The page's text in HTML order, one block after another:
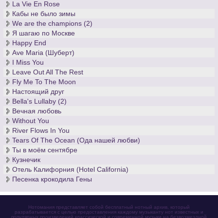
Как же на самом деле звучат его произведения, на создание
которых ушла вся его жизнь, судить только Вам. Вы можете
скачать бесплатно нотыименно у нас и насладиться
классической музыкой по – настоящему прекрасной и
вечной.
La Vie En Rose
Кабы не было зимы
We are the champions (2)
Я шагаю по Москве
Happy End
Ave Maria (Шуберт)
I Miss You
Leave Out All The Rest
Fly Me To The Moon
Настоящий друг
Bella's Lullaby (2)
Вечная любовь
Without You
River Flows In You
Tears Of The Ocean (Ода нашей любви)
Ты в моём сентябре
Кузнечик
Отель Калифорния (Hotel California)
Песенка крокодила Гены
Нотомания представляет собой бесплатный нотный архив, который
разрабатывается с целью предоставления каждому музыканту нот известных и
популярных произведений классической и современной музыки на безвозмездной